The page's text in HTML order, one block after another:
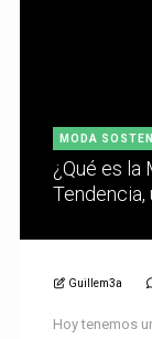
MODA
¿Qué es la
Guillem3a
Hoy tenemos